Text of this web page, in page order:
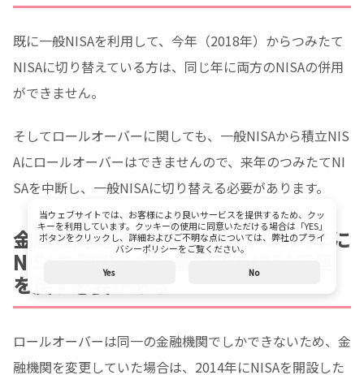
既に一般NISAを利用して、今年（2018年）からつみたて
NISAに切り替えている方は、同じ年に両方のNISAの併用
ができません。
そしてロールオーバーに関しても、一般NISAから積立NIS
Aにロールオーバーはできませんので、来年のつみたてNI
SAを中断し、一般NISAに切り替える必要があります。
金融機関変更していた場合、2014年に
NISAを開設した金融機関へNISA口座
を戻す必要がある
ロールオーバーは同一の金融機関でしかできないため、金
融機関を変更していた場合は、2014年にNISAを開設した
当ウェブサイトでは、お客様により良いサービスを提供するため、クッ
キーを利用しています。クッキーの使用に同意いただける場合は「YES」
ボタンをクリックし、詳細およびご不明な点については、弊社のプライ
バシーポリシーをご覧ください。
Yes No